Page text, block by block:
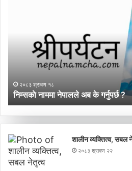
नेपालकाे
गण्डकी
प्रदेशमा
नेतृत्व२०८३ श्रावण ३
गाउँ पर्यटन प्रवर्द्धन मञ्च-
शालीन व्यक्तित्व, सबल
२०८३ श्रावण २२